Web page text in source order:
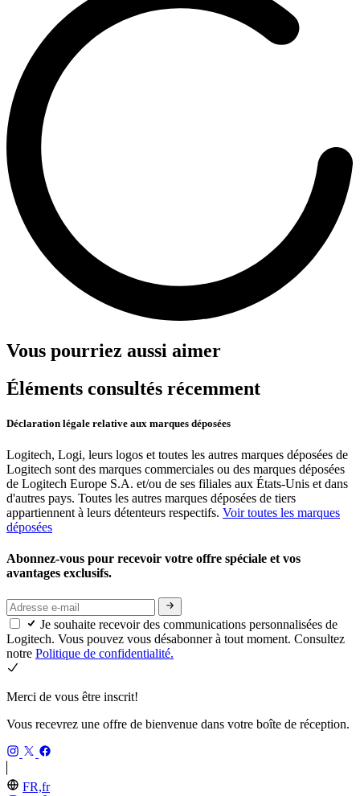
Vous pourriez aussi aimer
Éléments consultés récemment
Déclaration légale relative aux marques déposées
Logitech, Logi, leurs logos et toutes les autres marques déposées de
Logitech sont des marques commerciales ou des marques déposées
de Logitech Europe S.A. et/ou de ses filiales aux États-Unis et dans
d'autres pays. Toutes les autres marques déposées de tiers
appartiennent à leurs détenteurs respectifs. Voir toutes les marques
déposées
Abonnez-vous pour recevoir votre offre spéciale et vos
avantages exclusifs.
Je souhaite recevoir des communications personnalisées de
Logitech. Vous pouvez vous désabonner à tout moment. Consultez
notre Politique de confidentialité.
Merci de vous être inscrit!
Vous recevrez une offre de bienvenue dans votre boîte de réception.
FR,fr